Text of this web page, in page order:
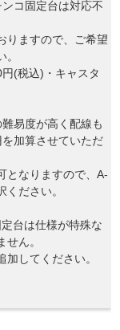
コ固定台は対応不
りますので、ご希望
(税込)・キャスタ
易度が高く配線も
加算させていただ
となりますので、A-
ださい。
台は仕様が特殊な
ん。
してください。